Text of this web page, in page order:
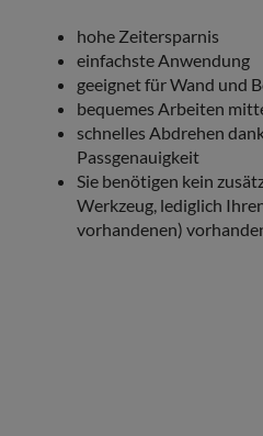
hohe Zeitersparnis
einfachste Anwendung
geeignet für Wand und
bequemes Arbeiten
schnelles Abdrehen
Passgenauigkeit
Sie benötigen kein
Werkzeug, lediglich
vorhandenen)